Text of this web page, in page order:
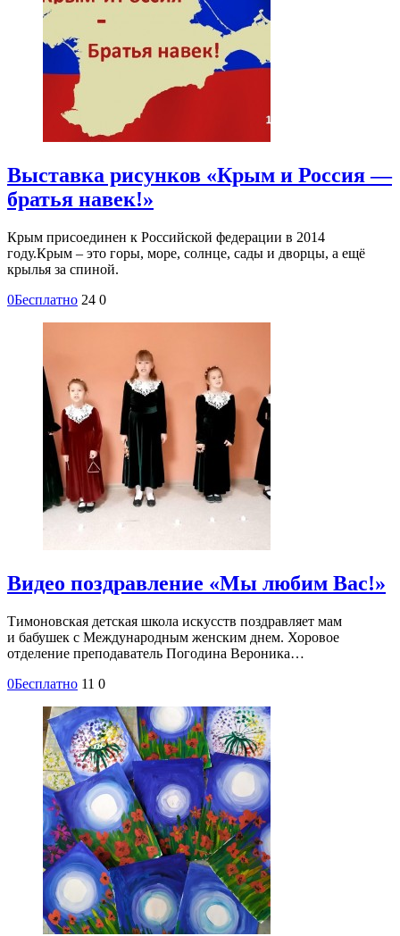
Выставка рисунков «Крым и Россия —
братья навек!»
Крым присоединен к Российской федерации в 2014
году.Крым – это горы, море, солнце, сады и дворцы, а ещё
крылья за спиной.
0Бесплатно 24 0
Видео поздравление «Мы любим Вас!»
Тимоновская детская школа искусств поздравляет мам
и бабушек с Международным женским днем. Хоровое
отделение преподаватель Погодина Вероника…
0Бесплатно 11 0